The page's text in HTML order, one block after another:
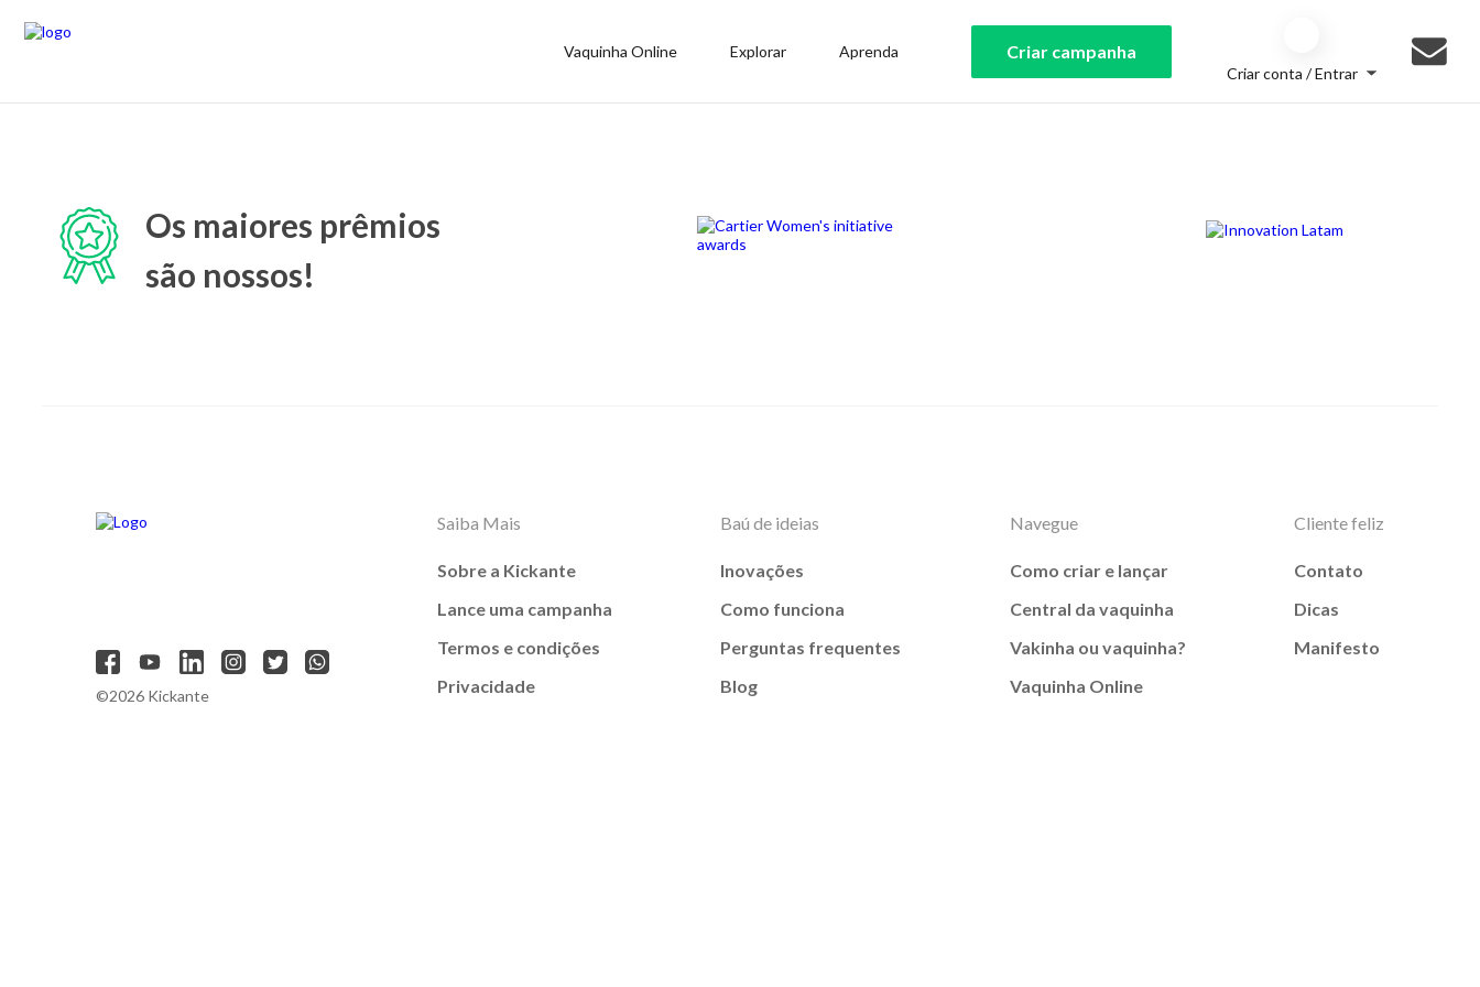
Vaquinha Online Explorar Aprenda Criar campanha
Criar conta / Entrar
Os maiores prêmios
são nossos!
©2026 Kickante
Saiba Mais
Sobre a Kickante
Lance uma campanha
Termos e condições
Privacidade
Baú de ideias
Inovações
Como funciona
Perguntas frequentes
Blog
Navegue
Como criar e lançar
Central da vaquinha
Vakinha ou vaquinha?
Vaquinha Online
Cliente feliz
Contato
Dicas
Manifesto